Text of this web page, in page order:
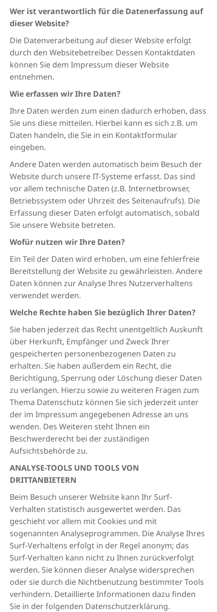
Wer ist verantwortlich für die Datenerfassung auf
dieser Website?
Die Datenverarbeitung auf dieser Website erfolgt
durch den Websitebetreiber. Dessen Kontaktdaten
können Sie dem Impressum dieser Website
entnehmen.
Wie erfassen wir Ihre Daten?
Ihre Daten werden zum einen dadurch erhoben, dass
Sie uns diese mitteilen. Hierbei kann es sich z.B. um
Daten handeln, die Sie in ein Kontaktformular
eingeben.
Andere Daten werden automatisch beim Besuch der
Website durch unsere IT-Systeme erfasst. Das sind
vor allem technische Daten (z.B. Internetbrowser,
Betriebssystem oder Uhrzeit des Seitenaufrufs). Die
Erfassung dieser Daten erfolgt automatisch, sobald
Sie unsere Website betreten.
Wofür nutzen wir Ihre Daten?
Ein Teil der Daten wird erhoben, um eine fehlerfreie
Bereitstellung der Website zu gewährleisten. Andere
Daten können zur Analyse Ihres Nutzerverhaltens
verwendet werden.
Welche Rechte haben Sie bezüglich Ihrer Daten?
Sie haben jederzeit das Recht unentgeltlich Auskunft
über Herkunft, Empfänger und Zweck Ihrer
gespeicherten personenbezogenen Daten zu
erhalten. Sie haben außerdem ein Recht, die
Berichtigung, Sperrung oder Löschung dieser Daten
zu verlangen. Hierzu sowie zu weiteren Fragen zum
Thema Datenschutz können Sie sich jederzeit unter
der im Impressum angegebenen Adresse an uns
wenden. Des Weiteren steht Ihnen ein
Beschwerderecht bei der zuständigen
Aufsichtsbehörde zu.
ANALYSE-TOOLS UND TOOLS VON
DRITTANBIETERN
Beim Besuch unserer Website kann Ihr Surf-
Verhalten statistisch ausgewertet werden. Das
geschieht vor allem mit Cookies und mit
sogenannten Analyseprogrammen. Die Analyse Ihres
Surf-Verhaltens erfolgt in der Regel anonym; das
Surf-Verhalten kann nicht zu Ihnen zurückverfolgt
werden. Sie können dieser Analyse widersprechen
oder sie durch die Nichtbenutzung bestimmter Tools
verhindern. Detaillierte Informationen dazu finden
Sie in der folgenden Datenschutzerklärung.